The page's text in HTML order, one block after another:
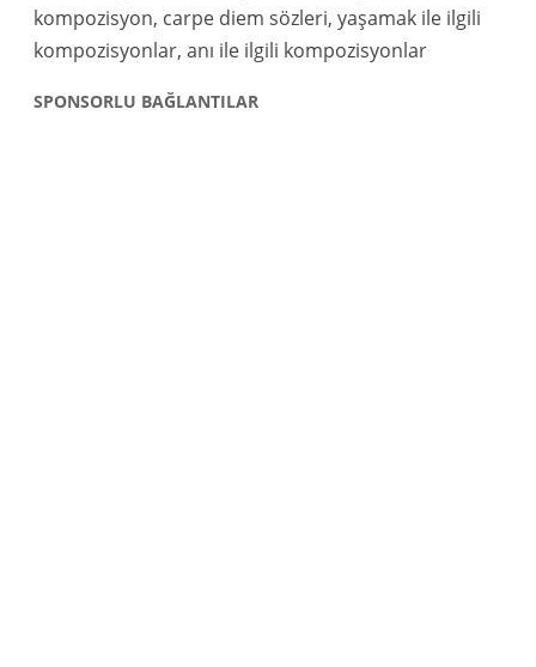
kompozisyon, carpe diem sözleri, yaşamak ile ilgili
kompozisyonlar, anı ile ilgili kompozisyonlar
SPONSORLU BAĞLANTILAR